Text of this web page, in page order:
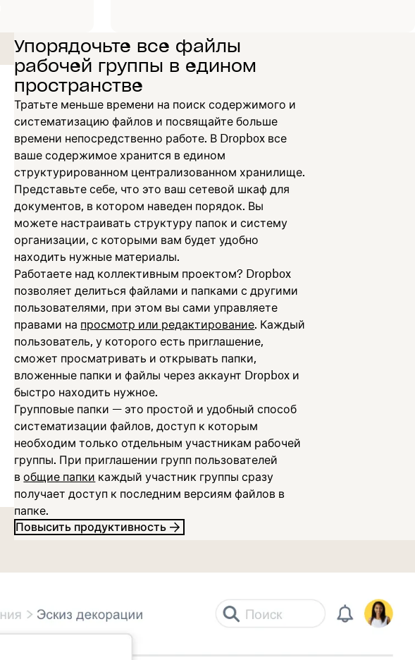
Упорядочьте все файлы
рабочей группы в едином
пространстве
Тратьте меньше времени на поиск содержимого и
систематизацию файлов и посвящайте больше
времени непосредственно работе. В Dropbox все
ваше содержимое хранится в едином
структурированном централизованном хранилище.
Представьте себе, что это ваш сетевой шкаф для
документов, в котором наведен порядок. Вы
можете настраивать структуру папок и систему
организации, с которыми вам будет удобно
находить нужные материалы.
Работаете над коллективным проектом? Dropbox
позволяет делиться файлами и папками с другими
пользователями, при этом вы сами управляете
правами на просмотр или редактирование. Каждый
пользователь, у которого есть приглашение,
сможет просматривать и открывать папки,
вложенные папки и файлы через аккаунт Dropbox и
быстро находить нужное.
Групповые папки — это простой и удобный способ
систематизации файлов, доступ к которым
необходим только отдельным участникам рабочей
группы. При приглашении групп пользователей
вобщие папки каждый участник группы сразу
получает доступ к последним версиям файлов в
папке.
Повысить продуктивность